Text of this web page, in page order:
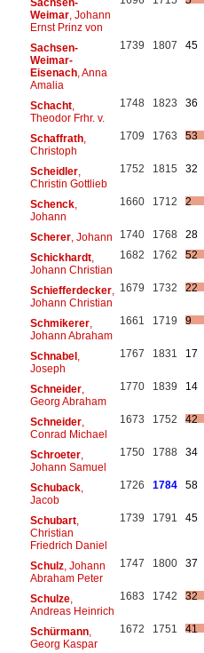
Weimar, Johann
Ernst Prinz von
Sachsen-
Weimar-
Eisenach, Anna
Amalia
1739 1807 45
Schacht,
Theodor Frhr. v.
1748 1823 36
Schaffrath,
Christoph
1709 1763 53
Scheidler,
Christin Gottlieb
1752 1815 32
Schenck,
Johann
1660 1712 2
Scherer, Johann 1740 1768
28
Schickhardt,
Johann Christian
1682 1762 52
Schiefferdecker,
Johann Christian
1679 1732 22
Schmikerer,
Johann Abraham
1661 1719 9
Schnabel,
Joseph
1767 1831 17
Schneider,
Georg Abraham
1770 1839 14
Schneider,
Conrad Michael
1673 1752 42
Schroeter,
Johann Samuel
1750 1788 34
Schuback,
Jacob
1726 1784 58
Schubart,
Christian
Friedrich Daniel
1739 1791 45
Schulz, Johann
Abraham Peter
1747 1800 37
Schulze,
Andreas Heinrich
1683 1742 32
Schürmann,
Georg Kaspar
1672 1751 41